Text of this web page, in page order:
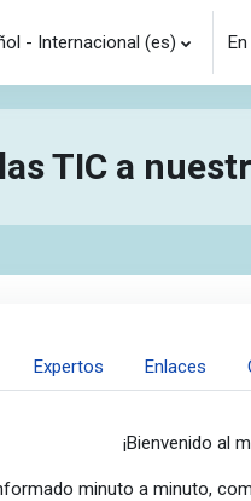
- Internacional ‎(es)‎
TIC a
Expertos Enlaces
¡Bienvenido al
minuto a minuto,